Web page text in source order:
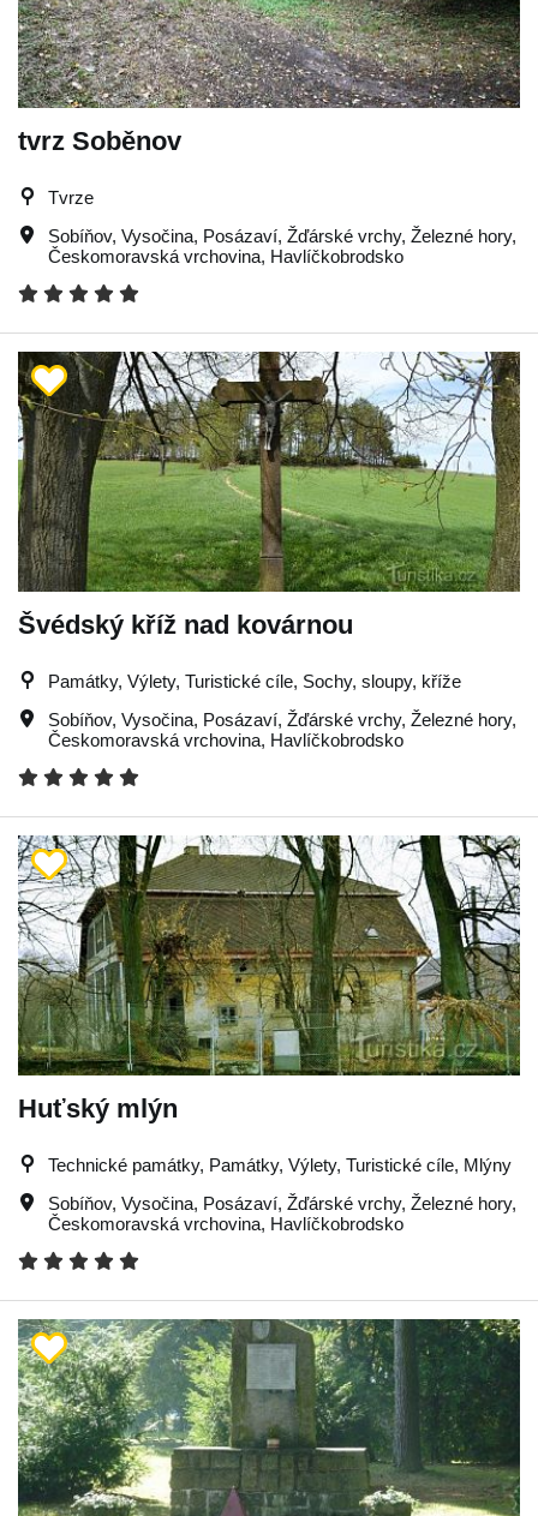
tvrz Soběnov
Tvrze
Sobíňov, Vysočina, Posázaví, Žďárské vrchy, Železné hory,
Českomoravská vrchovina, Havlíčkobrodsko
Švédský kříž nad kovárnou
Památky, Výlety, Turistické cíle, Sochy, sloupy, kříže
Sobíňov, Vysočina, Posázaví, Žďárské vrchy, Železné hory,
Českomoravská vrchovina, Havlíčkobrodsko
Huťský mlýn
Technické památky, Památky, Výlety, Turistické cíle, Mlýny
Sobíňov, Vysočina, Posázaví, Žďárské vrchy, Železné hory,
Českomoravská vrchovina, Havlíčkobrodsko